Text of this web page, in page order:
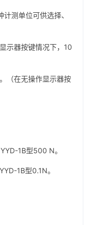
测单位可供选择、
器按键情况下，10
在无操作显示器按
1B型500 N。
1B型0.1N。